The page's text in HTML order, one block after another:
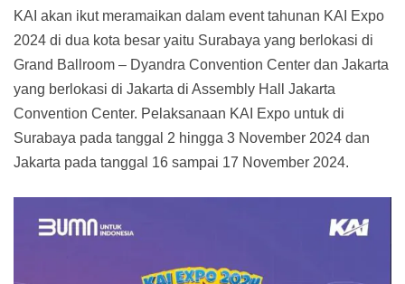
KAI akan ikut meramaikan dalam event tahunan KAI Expo
2024 di dua kota besar yaitu Surabaya yang berlokasi di
Grand Ballroom – Dyandra Convention Center dan Jakarta
yang berlokasi di Jakarta di Assembly Hall Jakarta
Convention Center. Pelaksanaan KAI Expo untuk di
Surabaya pada tanggal 2 hingga 3 November 2024 dan
Jakarta pada tanggal 16 sampai 17 November 2024.